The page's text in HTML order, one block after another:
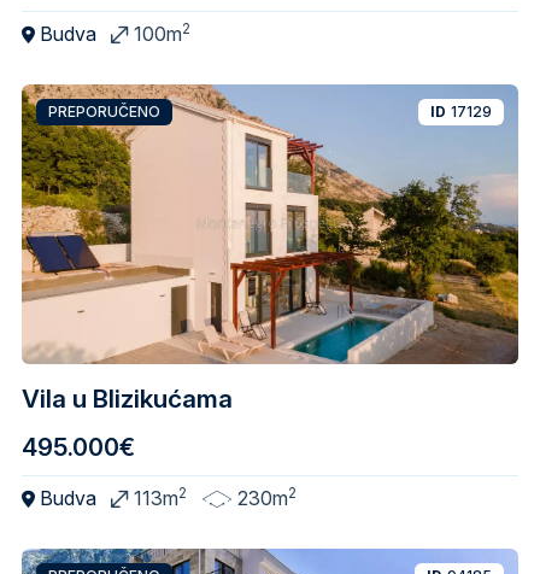
Budva 100m2
Vila u Blizikućama
PREPORUČENO ID 17129
495.000€
Budva 113m2 230m2